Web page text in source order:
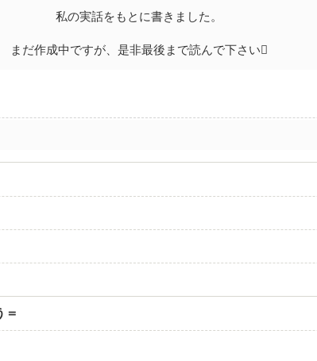
私の実話をもとに書きました。
まだ作成中ですが、是非最後まで読んで下さい
＝